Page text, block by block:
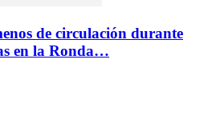
de circulación durante
en la Ronda…